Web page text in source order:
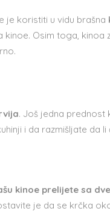
je koristiti u vidu brašna
kinoe. Osim toga, kinoa
. Još jedna prednost
i da razmišljate da li
kinoe prelijete sa
je da se krčka